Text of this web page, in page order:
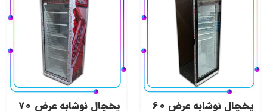
یخچال نوشابه عرض 60 یخچال نوشابه عرض ۷۰